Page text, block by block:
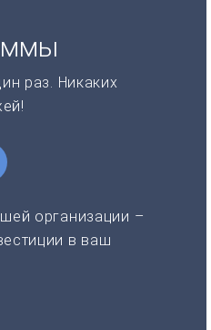
раз. Никаких
организации –
в ваш